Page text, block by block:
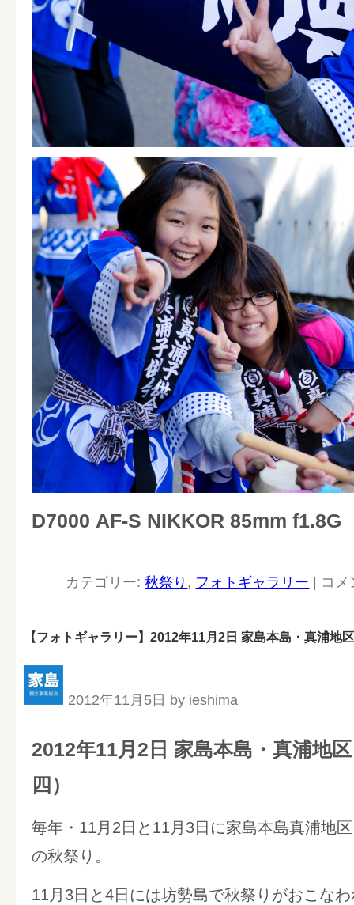
D7000 AF-S NIKKOR 85mm f1.8G
カテゴリー:秋祭り , フォトギャラリー コ
【フォトギャラリー】2012年11月2日 家島本島・真浦地
2012年11月5日 by ieshima
2012年11月2日 家島本島・真浦地
四）
毎年・11月2日と11月3日に家島本島真浦地
の秋祭り。
11月3日と4日には坊勢島で秋祭りがおこな